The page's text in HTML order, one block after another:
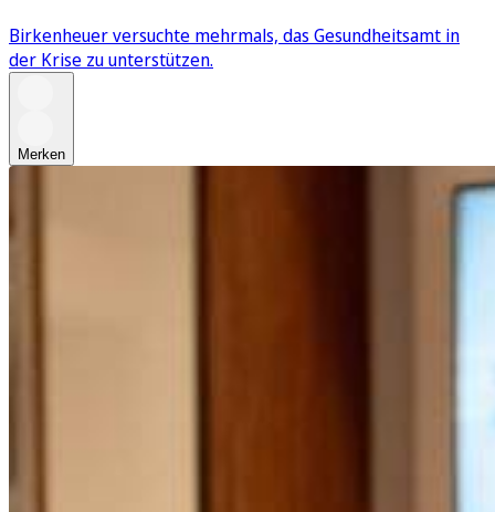
Birkenheuer versuchte mehrmals, das Gesundheitsamt in
der Krise zu unterstützen.
Merken